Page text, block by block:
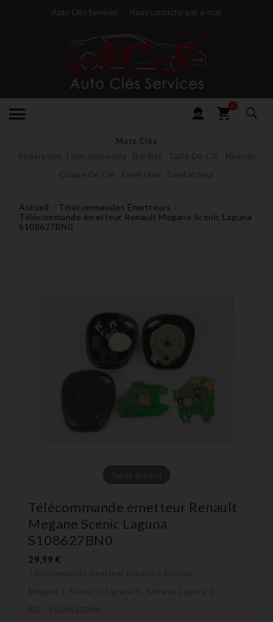
Auto Clés Services Nous contacter par e-mail
0
Mots Clés
Réparation Télecommande Barillet Taille De Clé
Neiman
Coque De Clé
Emetteur Contacteur
Accueil
Télécommandes Émetteurs
Télécommande émetteur Renault Megane Scenic Laguna
S108627BN0
Télécommande émetteur Renault
Megane Scenic Laguna
S108627BN0
29,99 €